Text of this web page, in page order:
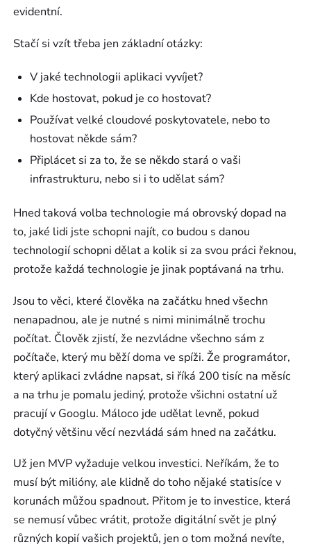
evidentní.
Stačí si vzít třeba jen základní otázky:
V jaké technologii aplikaci vyvíjet?
Kde hostovat, pokud je co hostovat?
Používat velké cloudové poskytovatele, nebo to
hostovat někde sám?
Připlácet si za to, že se někdo stará o vaši
infrastrukturu, nebo si i to udělat sám?
Hned taková volba technologie má obrovský dopad na
to, jaké lidi jste schopni najít, co budou s danou
technologií schopni dělat a kolik si za svou práci řeknou,
protože každá technologie je jinak poptávaná na trhu.
Jsou to věci, které člověka na začátku hned všechn
nenapadnou, ale je nutné s nimi minimálně trochu
počítat. Člověk zjistí, že nezvládne všechno sám z
počítače, který mu běží doma ve spíži. Že programátor,
který aplikaci zvládne napsat, si říká 200 tisíc na měsíc
a na trhu je pomalu jediný, protože všichni ostatní už
pracují v Googlu. Máloco jde udělat levně, pokud
dotyčný většinu věcí nezvládá sám hned na začátku.
Už jen MVP vyžaduje velkou investici. Neříkám, že to
musí být milióny, ale klidně do toho nějaké statisíce v
korunách můžou spadnout. Přitom je to investice, která
se nemusí vůbec vrátit, protože digitální svět je plný
různých kopií vašich projektů, jen o tom možná nevíte,